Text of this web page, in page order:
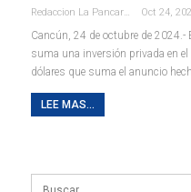
Redaccion La Pancarta De Quintana Roo Oct 24,
Cancún, 24 de octubre de
suma una inversión privada en
dólares que suma el anuncio
LEE MAS...